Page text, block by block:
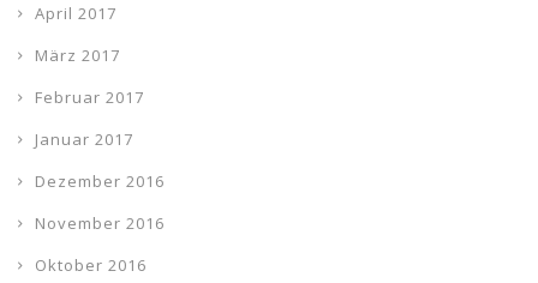
April 2017
März 2017
Februar 2017
Januar 2017
Dezember 2016
November 2016
Oktober 2016